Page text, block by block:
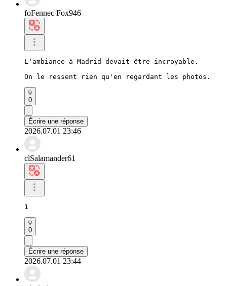
foFennec Fox946
L'ambiance à Madrid devait être incroyable.
On le ressent rien qu'en regardant les photos.
0
Écrire une réponse
2026.07.01 23:46
clSalamander61
1
0
Écrire une réponse
2026.07.01 23:44